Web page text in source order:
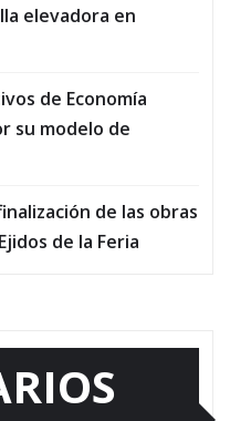
elevadora en
de Economía
su modelo de
de las obras
de la Feria